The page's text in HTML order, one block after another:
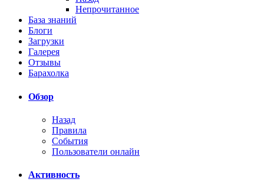
Непрочитанное
База знаний
Блоги
Загрузки
Галерея
Отзывы
Барахолка
Обзор
Назад
Правила
События
Пользователи онлайн
Активность